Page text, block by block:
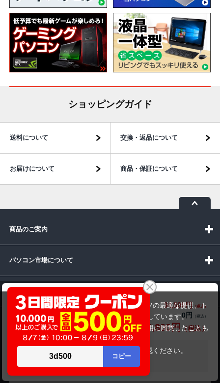
東芝 dynabook G83/DN（第8世代CPU）
商品価格(税込) 34,800円
オプション小計価格(税込)
0円
商品合計価格(税込)
34,800円
在庫がありません
ショッピングガイド
送料について 交換・返品について
お届けについて 商品・保証について
商品のご案内
パソコン市場について
お問い合わせ
受付時間：10:00~19:00(休業:日曜日)
当サイトでは利用体験の向上およびコンテンツの最適な提供、ト
ラフィックの分析を目的としてCookieを使用しています。
サイトの閲覧を継続された場合、Cookieの利用に同意したことも
のといたします。
をご確認ください。
承諾する